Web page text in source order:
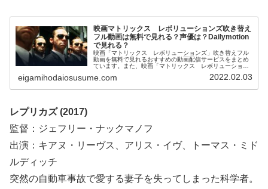
映画マトリックス レボリューションズ吹き替え
フル動画は無料で見れる？声優は？Dailymotion
で見れる？
映画「マトリックス レボリューションズ」吹き替えフル
動画を無料で見れるおすすめの動画配信サービスをまとめ
ています。また、映画「マトリックス レボリューション
ラ、YouTubeで見れるかも調べています。そして、映画
すじ・感想についてもお伝えしていますので、動画配信サ
eigamihodaiosusume.com 2022.02.03
レプリカズ (2017)
監督：ジェフリー・ナックマノフ
出演：キアヌ・リーヴス、アリス・イヴ、トーマス・ミド
ルディッチ
突然の自動車事故で愛する妻子を失ってしまった科学者。